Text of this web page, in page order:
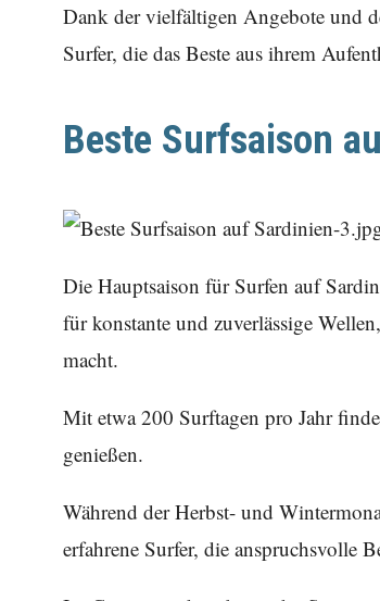
Dank der vielfältigen Angebote und
Surfer, die das Beste aus ihrem
Beste Surfsaison
Die Hauptsaison für Surfen auf
für konstante und zuverlässige
macht.
Mit etwa 200 Surftagen pro Jahr
genießen.
Während der Herbst- und
erfahrene Surfer, die anspruchsvolle